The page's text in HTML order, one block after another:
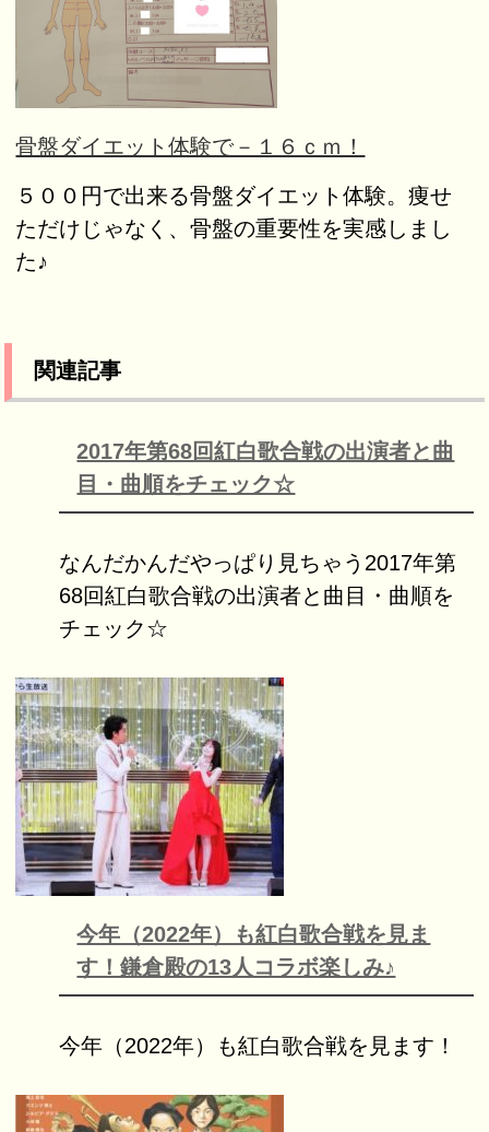
骨盤ダイエット体験で－１６ｃｍ！
５００円で出来る骨盤ダイエット体験。痩せ
ただけじゃなく、骨盤の重要性を実感しまし
た♪
関連記事
2017年第68回紅白歌合戦の出演者と曲
目・曲順をチェック☆
なんだかんだやっぱり見ちゃう2017年第
68回紅白歌合戦の出演者と曲目・曲順を
チェック☆
今年（2022年）も紅白歌合戦を見ま
す！鎌倉殿の13人コラボ楽しみ♪
今年（2022年）も紅白歌合戦を見ます！